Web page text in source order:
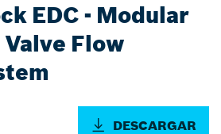
EDC - Modular
Flow
DESCARGAR